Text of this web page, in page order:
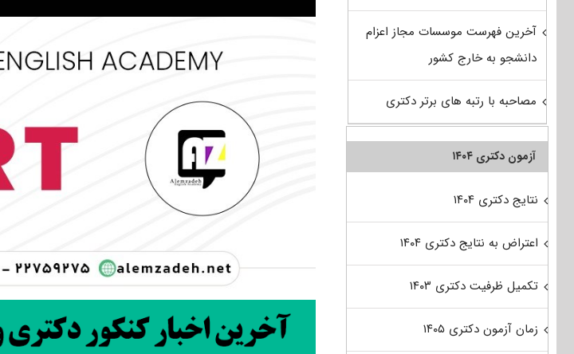
آخرین فهرست موسسات مجاز اعزام
دانشجو به خارج کشور
مصاحبه با رتبه های برتر دکتری
آزمون دکتری ۱۴۰۴
نتایج دکتری ۱۴۰۴
اعتراض به نتایج دکتری ۱۴۰۴
تکمیل ظرفیت دکتری ۱۴۰۳
زمان آزمون دکتری ۱۴۰۵